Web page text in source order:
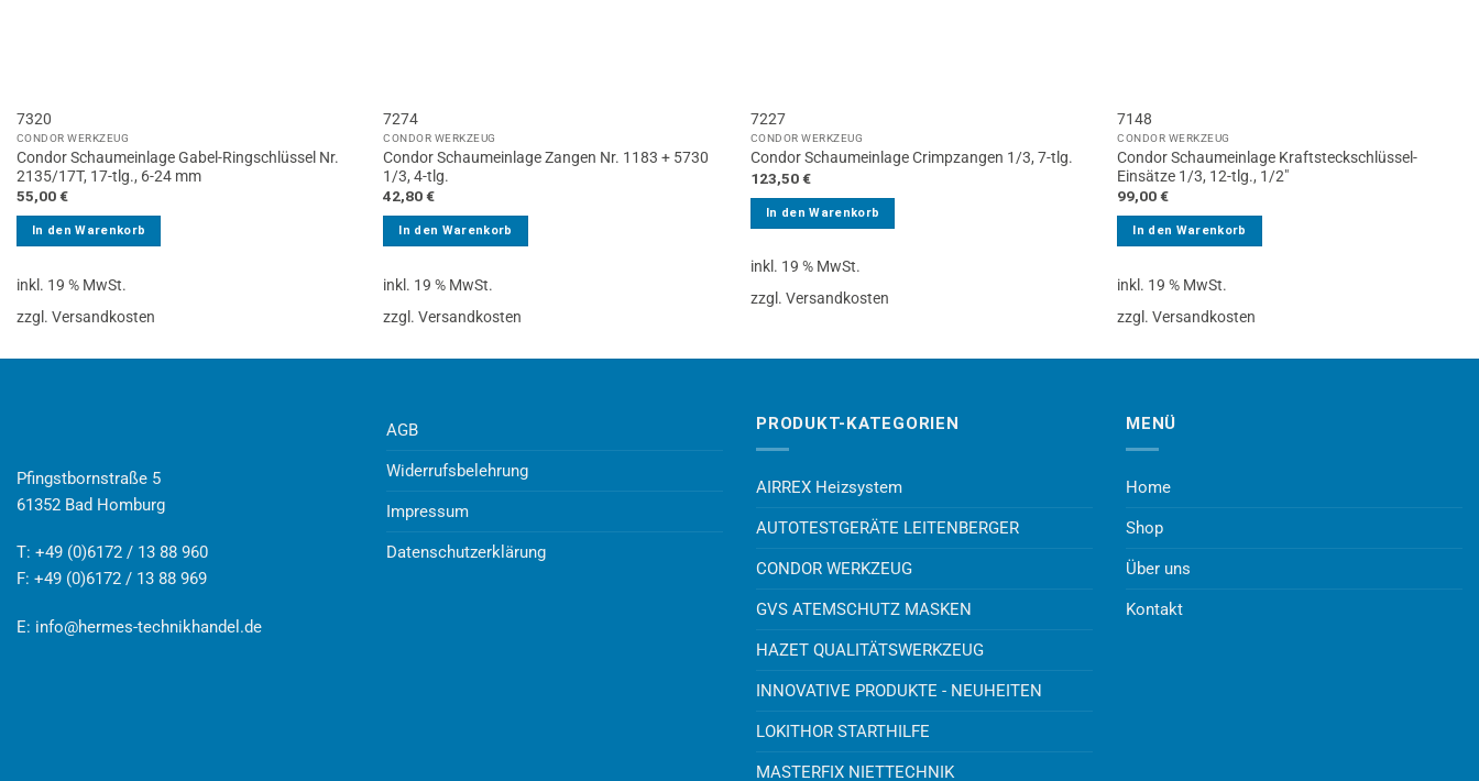
7320
CONDOR WERKZEUG
Condor Schaumeinlage Gabel-Ringschlüssel Nr.
2135/17T, 17-tlg., 6-24 mm
55,00€
In den Warenkorb
inkl. 19 % MwSt.
zzgl. Versandkosten
7274
CONDOR WERKZEUG
Condor Schaumeinlage Zangen Nr. 1183 + 5730
1/3, 4-tlg.
42,80€
In den Warenkorb
inkl. 19 % MwSt.
zzgl. Versandkosten
7227
CONDOR WERKZEUG
Condor Schaumeinlage Crimpzangen 1/3, 7-tlg.
123,50€
In den Warenkorb
inkl. 19 % MwSt.
zzgl. Versandkosten
7148
CONDOR WERKZEUG
Condor Schaumeinlage Kraftsteckschlüssel-
Einsätze 1/3, 12-tlg., 1/2″
99,00€
In den Warenkorb
inkl. 19 % MwSt.
zzgl. Versandkosten
Pfingstbornstraße 5
61352 Bad Homburg
T: +49 (0)6172 / 13 88 960
F: +49 (0)6172 / 13 88 969
E: info@hermes-technikhandel.de
AGB
Widerrufsbelehrung
Impressum
Datenschutzerklärung
PRODUKT-KATEGORIEN
AIRREX Heizsystem
AUTOTESTGERÄTE LEITENBERGER
CONDOR WERKZEUG
GVS ATEMSCHUTZ MASKEN
HAZET QUALITÄTSWERKZEUG
INNOVATIVE PRODUKTE - NEUHEITEN
LOKITHOR STARTHILFE
MASTERFIX NIETTECHNIK
MENÜ
Home
Shop
Über uns
Kontakt